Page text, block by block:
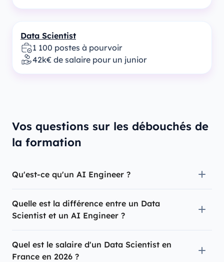
Data Scientist
1 100 postes à pourvoir
42k€ de salaire pour un junior
Vos questions sur les débouchés de
la formation
Qu'est-ce qu'un AI Engineer ?
Quelle est la différence entre un Data
Scientist et un AI Engineer ?
Quel est le salaire d'un Data Scientist en
France en 2026 ?